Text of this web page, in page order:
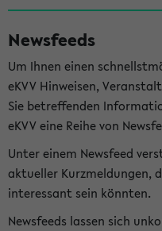
Newsfeeds
Um Ihnen einen
eKVV Hinweisen,
Sie betreffenden
eKVV eine Reihe von
Unter einem Newsfeed
aktueller Kurzmeldungen,
interessant sein könnten.
Newsfeeds lassen sich